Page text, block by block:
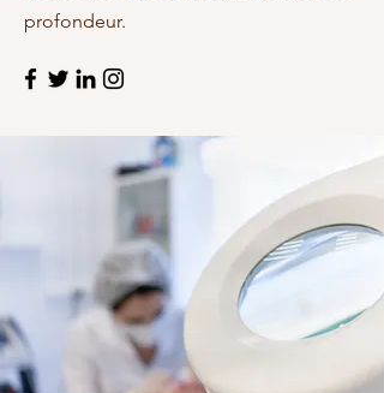
profondeur.